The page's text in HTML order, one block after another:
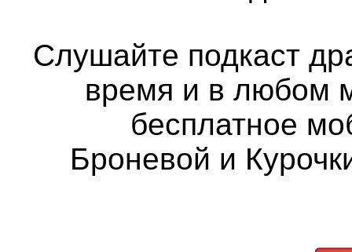
Слушайте подкаст
время и в любом
бесплатное
Броневой и